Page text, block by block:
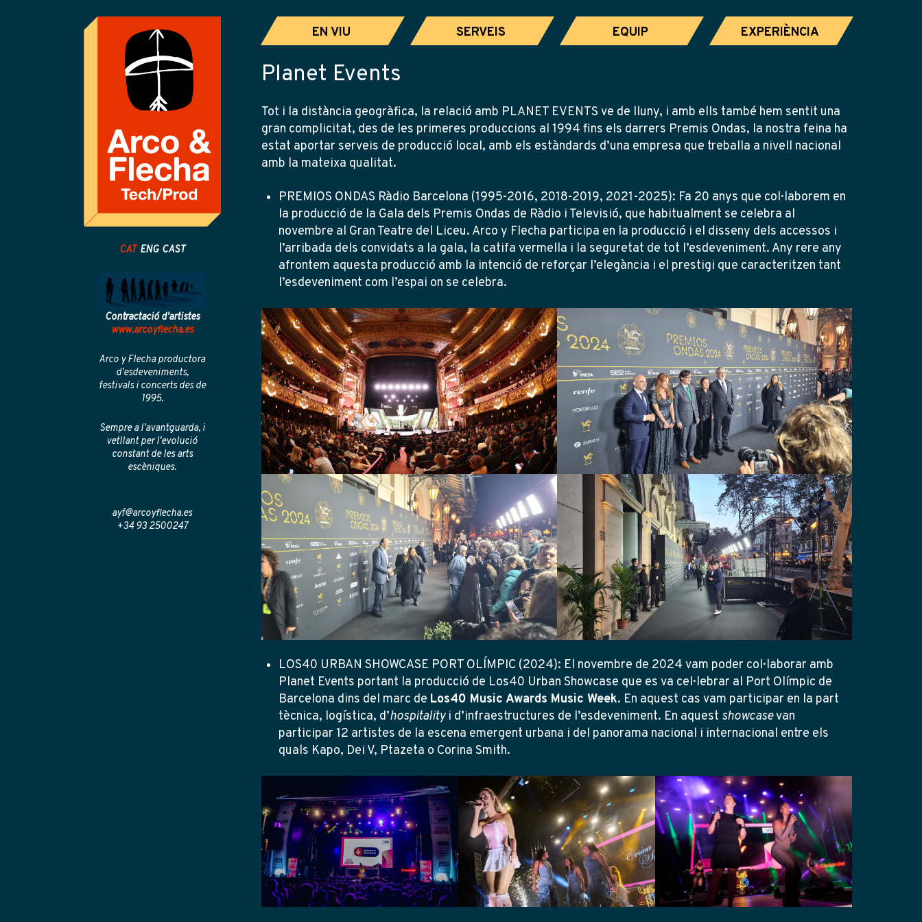
to
primary
navigation
to
content
to
primary
sidebar
CAT ENG CAST
Contractació d'artistes
www.arcoyflecha.es
Arco y Flecha productora
d'esdeveniments,
festivals i concerts des de
1995.
Sempre a l'avantguarda, i
vetllant per l'evolució
constant de les arts
escèniques.
ayf@arcoyflecha.es
+34 93 2500247
EN VIU SERVEIS EQUIP EXPERIÈNCIA
Planet Events
Tot i la distància geogràfica, la relació amb PLANET EVENTS ve de lluny, i amb ells també hem sentit una
gran complicitat, des de les primeres produccions al 1994 fins els darrers Premis Ondas, la nostra feina ha
estat aportar serveis de producció local, amb els estàndards d’una empresa que treballa a nivell nacional
amb la mateixa qualitat.
PREMIOS ONDAS Ràdio Barcelona (1995-2016, 2018-2019, 2021-2025): Fa 20 anys que col·laborem en
la producció de la Gala dels Premis Ondas de Ràdio i Televisió, que habitualment se celebra al
novembre al Gran Teatre del Liceu. Arco y Flecha participa en la producció i el disseny dels accessos i
l’arribada dels convidats a la gala, la catifa vermella i la seguretat de tot l’esdeveniment. Any rere any
afrontem aquesta producció amb la intenció de reforçar l’elegància i el prestigi que caracteritzen tant
l’esdeveniment com l’espai on se celebra.
LOS40 URBAN SHOWCASE PORT OLÍMPIC (2024): El novembre de 2024 vam poder col·laborar amb
Planet Events portant la producció de Los40 Urban Showcase que es va cel·lebrar al Port Olímpic de
Barcelona dins del marc de Los40 Music Awards Music Week. En aquest cas vam participar en la part
tècnica, logística, d’hospitalityi d’infraestructures de l’esdeveniment. En aquest showcasevan
participar 12 artistes de la escena emergent urbana i del panorama nacional i internacional entre els
quals Kapo, Dei V, Ptazeta o Corina Smith.